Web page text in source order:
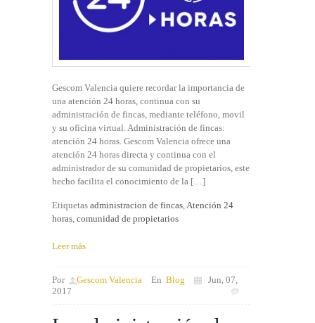
Gescom Valencia quiere recordar la importancia de
una atención 24 horas, continua con su
administración de fincas, mediante teléfono, movil
y su oficina virtual. Administración de fincas:
atención 24 horas. Gescom Valencia ofrece una
atención 24 horas directa y continua con el
administrador de su comunidad de propietarios, este
hecho facilita el conocimiento de la […]
Etiquetas administracion de fincas,Atención 24
horas, comunidad de propietarios
Leer más
Por Gescom Valencia En Blog
Jun, 07,
2017